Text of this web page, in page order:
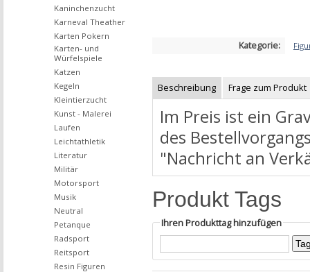
Kategorie:
Beschreibung Frage zum Produkt
Im Preis ist ein
des
"Nachricht an
Produkt Tags
Ihren Produkttag hinzufügen
Kaninchenzucht
Karneval Theather
Karten Pokern
Karten- und
Würfelspiele
Katzen
Kegeln
Kleintierzucht
Kunst - Malerei
Laufen
Leichtathletik
Literatur
Militär
Motorsport
Musik
Neutral
Petanque
Radsport
Reitsport
Resin Figuren